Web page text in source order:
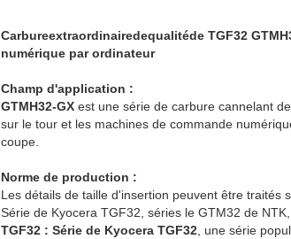
Carbureextraordinairedequalitéde TGF32
numérique par ordinateur
Champ d'application :
GTMH32-GX est une série de carbure cannelant
sur le tour et les machines de commande
coupe.
Norme de production :
Les détails de taille d'insertion peuvent être traités
Série de Kyocera TGF32, séries le GTM32 de
TGF32 : Série de Kyocera TGF32 , une série